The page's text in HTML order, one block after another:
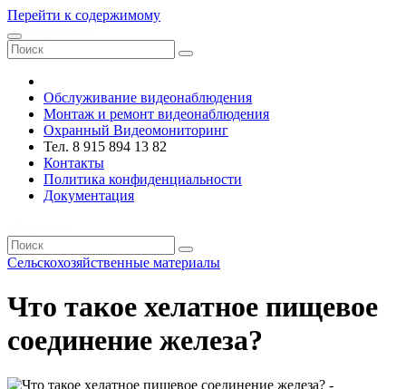
Перейти к содержимому
Обслуживание видеонаблюдения
Монтаж и ремонт видеонаблюдения
Охранный Видеомониторинг
Тел. 8 915 894 13 82
Контакты
Политика конфиденциальности
Документация
Сельскохозяйственные материалы
Что такое хелатное пищевое
соединение железа?